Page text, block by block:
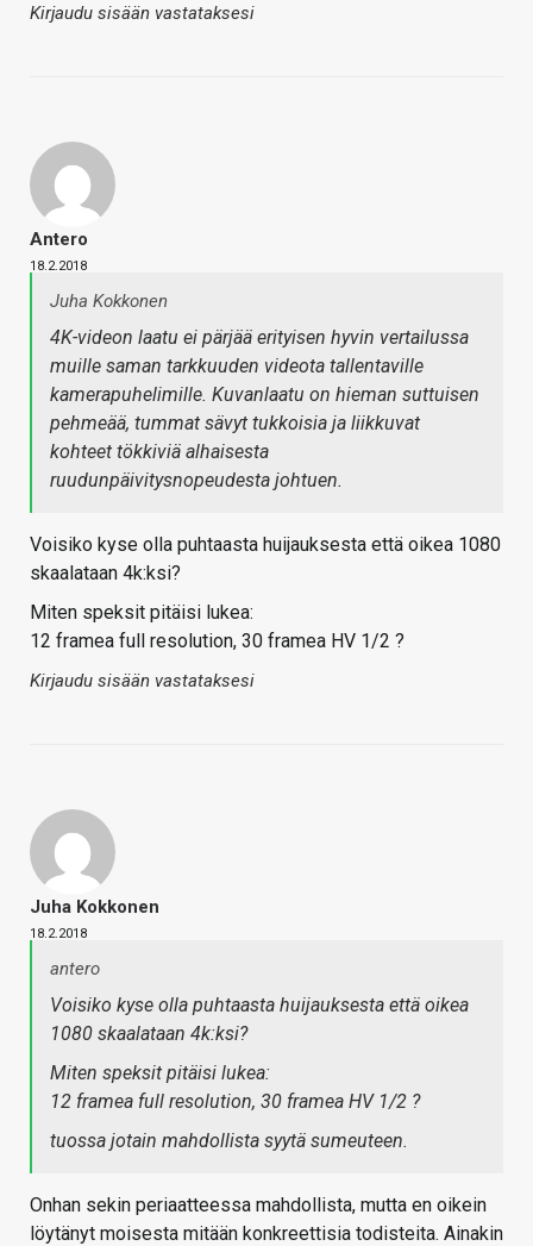
Kirjaudu sisään vastataksesi
Antero
18.2.2018
Juha Kokkonen
4K-videon laatu ei pärjää erityisen hyvin vertailussa
muille saman tarkkuuden videota tallentaville
kamerapuhelimille. Kuvanlaatu on hieman suttuisen
pehmeää, tummat sävyt tukkoisia ja liikkuvat
kohteet tökkiviä alhaisesta
ruudunpäivitysnopeudesta johtuen.
Voisiko kyse olla puhtaasta huijauksesta että oikea 1080
skaalataan 4k:ksi?
Miten speksit pitäisi lukea:
12 framea full resolution, 30 framea HV 1/2 ?
Kirjaudu sisään vastataksesi
Juha Kokkonen
18.2.2018
antero
Voisiko kyse olla puhtaasta huijauksesta että oikea
1080 skaalataan 4k:ksi?
Miten speksit pitäisi lukea:
12 framea full resolution, 30 framea HV 1/2 ?
tuossa jotain mahdollista syytä sumeuteen.
Onhan sekin periaatteessa mahdollista, mutta en oikein
löytänyt moisesta mitään konkreettisia todisteita. Ainakin